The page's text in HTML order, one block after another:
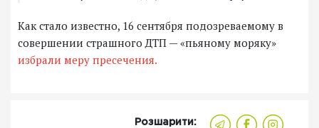
Как стало известно, 16 сентября подозреваемому в
совершении страшного ДТП — «пьяному моряку»
избрали меру пресечения.
Розшарити: